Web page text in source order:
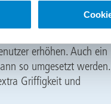
mit einem farbigen
erhöhen. Auch ein
so umgesetzt
Griffigkeit und